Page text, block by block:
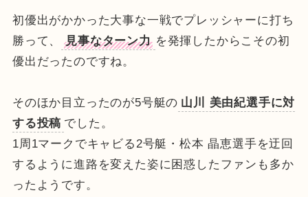
初優出がかかった大事な一戦でプレッシャーに打ち
勝って、
見事なターン力 を発揮したからこその初
優出だったのですね。
そのほか目立ったのが5号艇の 山川 美由紀選手に対
する投稿 でした。
1周1マークでキャビる2号艇・松本 晶恵選手を迂回
するように進路を変えた姿に困惑したファンも多か
ったようです。